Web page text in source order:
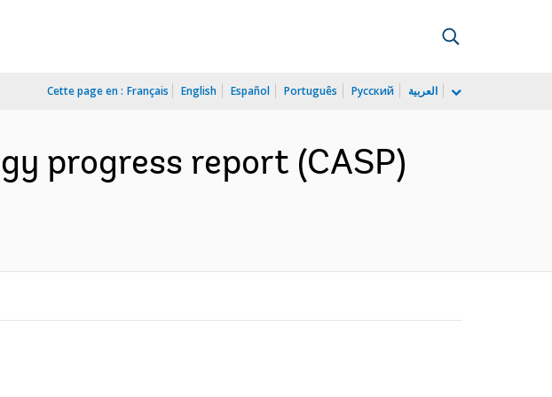
Cette page en : Français English Español Português Русский العربية
progress report (CASP)